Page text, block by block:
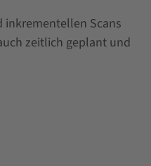
Scans
zeitlich geplant und